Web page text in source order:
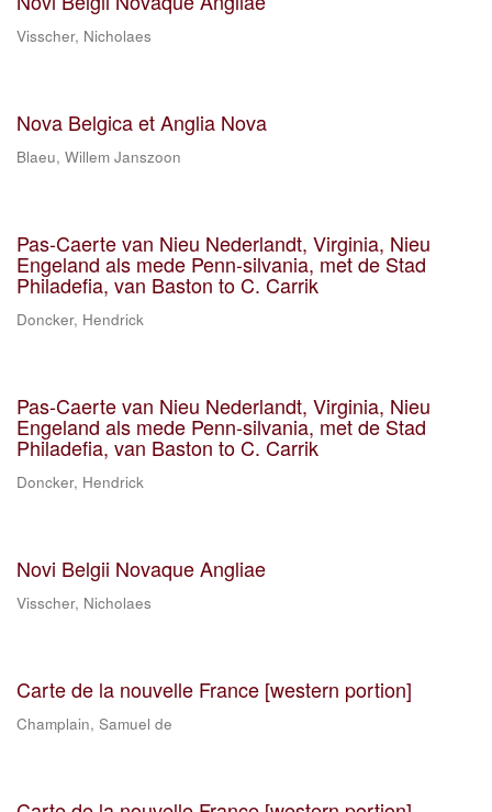
Visscher, Nicholaes
Nova Belgica et Anglia Nova
Blaeu, Willem Janszoon
Pas-Caerte van Nieu Nederlandt, Virginia, Nieu
Engeland als mede Penn-silvania, met de Stad
Philadefia, van Baston to C. Carrik
Doncker, Hendrick
Pas-Caerte van Nieu Nederlandt, Virginia, Nieu
Engeland als mede Penn-silvania, met de Stad
Philadefia, van Baston to C. Carrik
Doncker, Hendrick
Novi Belgii Novaque Angliae
Visscher, Nicholaes
Carte de la nouvelle France [western portion]
Champlain, Samuel de